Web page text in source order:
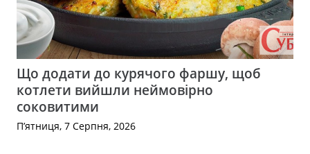
Що додати до курячого фаршу, щоб
котлети вийшли неймовірно
соковитими
П’ятниця, 7 Серпня, 2026